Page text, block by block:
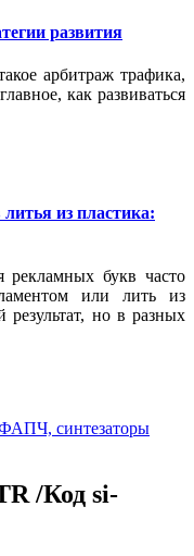
развития
арбитраж трафика,
как развиваться
из пластика:
рекламных букв часто
или лить из
но в разных
синтезаторы
/Код si-